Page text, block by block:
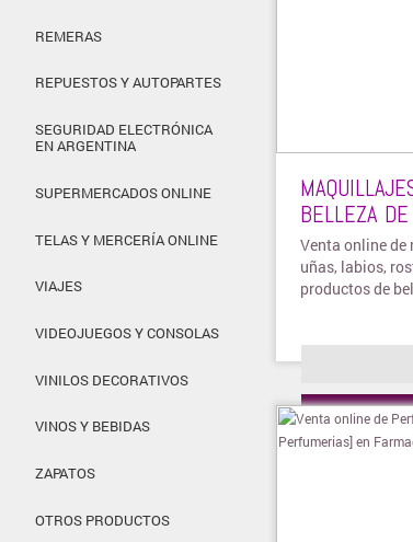
REMERAS
REPUESTOS Y AUTOPARTES
SEGURIDAD ELECTRÓNICA
EN ARGENTINA
SUPERMERCADOS ONLINE
TELAS Y MERCERÍA ONLINE
VIAJES
VIDEOJUEGOS Y CONSOLAS
VINILOS DECORATIVOS
VINOS Y BEBIDAS
ZAPATOS
OTROS PRODUCTOS
BELLEZA
Venta online
uñas, labios,
productos de
»